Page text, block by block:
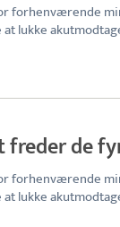
forhenværende
lukke
freder de
forhenværende
lukke